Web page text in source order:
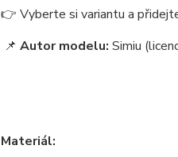
👉 Vyberte si variantu a
📌 Autor modelu: Simiu
Materiál: